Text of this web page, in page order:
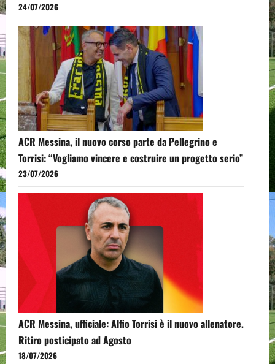
24/07/2026
ACR Messina, il nuovo corso parte da Pellegrino e
Torrisi: “Vogliamo vincere e costruire un progetto serio”
23/07/2026
ACR Messina, ufficiale: Alfio Torrisi è il nuovo allenatore.
Ritiro posticipato ad Agosto
18/07/2026